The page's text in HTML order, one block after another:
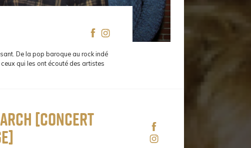
De la pop baroque au rock indé
qui les ont écouté des artistes
[concert